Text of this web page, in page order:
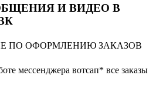
И ВИДЕО В
ПО ОФОРМЛЕНИЮ ЗАКАЗОВ
мессенджера вотсап* все заказы